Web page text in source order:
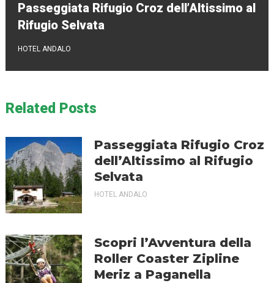
Passeggiata Rifugio Croz dell’Altissimo al
Rifugio Selvata
HOTEL ANDALO
Related Posts
Passeggiata Rifugio Croz
dell’Altissimo al Rifugio
Selvata
HOTEL ANDALO
Scopri l’Avventura della
Roller Coaster Zipline
Meriz a Paganella